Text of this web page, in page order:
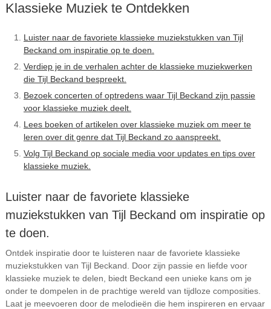
Klassieke Muziek te Ontdekken
Luister naar de favoriete klassieke muziekstukken van Tijl
Beckand om inspiratie op te doen.
Verdiep je in de verhalen achter de klassieke muziekwerken
die Tijl Beckand bespreekt.
Bezoek concerten of optredens waar Tijl Beckand zijn passie
voor klassieke muziek deelt.
Lees boeken of artikelen over klassieke muziek om meer te
leren over dit genre dat Tijl Beckand zo aanspreekt.
Volg Tijl Beckand op sociale media voor updates en tips over
klassieke muziek.
Luister naar de favoriete klassieke
muziekstukken van Tijl Beckand om inspiratie op
te doen.
Ontdek inspiratie door te luisteren naar de favoriete klassieke
muziekstukken van Tijl Beckand. Door zijn passie en liefde voor
klassieke muziek te delen, biedt Beckand een unieke kans om je
onder te dompelen in de prachtige wereld van tijdloze composities.
Laat je meevoeren door de melodieën die hem inspireren en ervaar